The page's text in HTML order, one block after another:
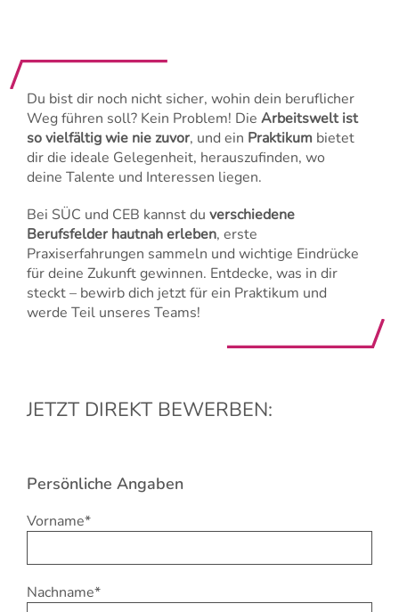
Du bist dir noch nicht sicher, wohin dein beruflicher
Weg führen soll? Kein Problem! Die Arbeitswelt ist
so vielfältig wie nie zuvor, und ein Praktikum bietet
dir die ideale Gelegenheit, herauszufinden, wo
deine Talente und Interessen liegen.
Bei SÜC und CEB kannst du verschiedene
Berufsfelder hautnah erleben, erste
Praxiserfahrungen sammeln und wichtige Eindrücke
für deine Zukunft gewinnen. Entdecke, was in dir
steckt – bewirb dich jetzt für ein Praktikum und
werde Teil unseres Teams!
JETZT DIREKT BEWERBEN:
Persönliche Angaben
Vorname*
Nachname*